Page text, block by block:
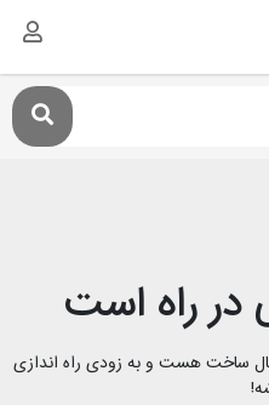
در راه است
ساخت هست و به زودی راه اندازی